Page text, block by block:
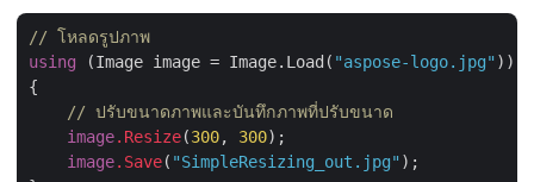
// โหลดรูปภาพ
using (Image image = Image.Load( "aspose-logo.jpg" ))
{
// ปรับขนาดภาพและบันทึกภาพที่ปรับขนาด
image.Resize(300, 300);
image.Save( "SimpleResizing_out.jpg" );